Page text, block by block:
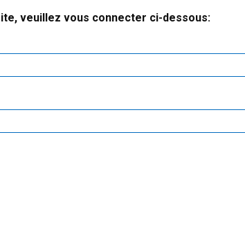
veuillez vous connecter ci-dessous: